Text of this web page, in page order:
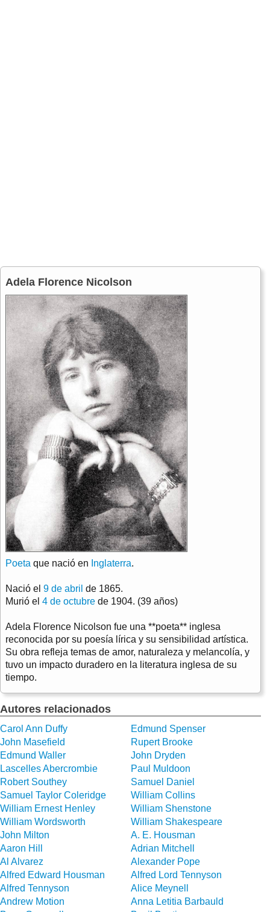
Adela Florence Nicolson
Poeta que nació en Inglaterra.
Nació el 9 de abril de 1865.
Murió el 4 de octubre de 1904. (39 años)
Adela Florence Nicolson fue una **poeta** inglesa
reconocida por su poesía lírica y su sensibilidad artística.
Su obra refleja temas de amor, naturaleza y melancolía, y
tuvo un impacto duradero en la literatura inglesa de su
tiempo.
Autores relacionados
Carol Ann Duffy
Edmund Spenser
John Masefield
Rupert Brooke
Edmund Waller
John Dryden
Lascelles Abercrombie
Paul Muldoon
Robert Southey
Samuel Daniel
Samuel Taylor Coleridge
William Collins
William Ernest Henley
William Shenstone
William Wordsworth
William Shakespeare
John Milton
A. E. Housman
Aaron Hill
Adrian Mitchell
Al Alvarez
Alexander Pope
Alfred Edward Housman
Alfred Lord Tennyson
Alfred Tennyson
Alice Meynell
Andrew Motion
Anna Letitia Barbauld